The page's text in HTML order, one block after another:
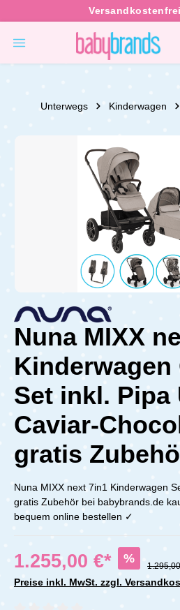
Unterwegs Kinderwagen
Nuna MIXX
Kinderwagen
Set inkl. Pipa
Caviar-
gratis
Nuna MIXX next 7in1 Kinderwagen
gratis Zubehör bei babybrands.de
bequem online bestellen ✓
1.255,00 €* %
Preise inkl. MwSt. zzgl.